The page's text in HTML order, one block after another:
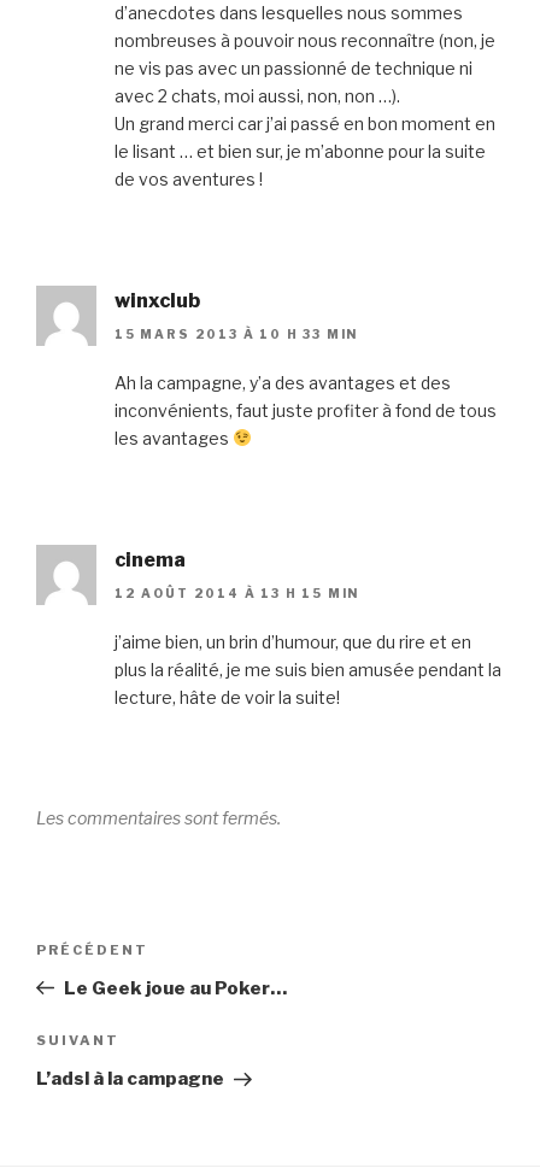
d’anecdotes dans lesquelles nous sommes
nombreuses à pouvoir nous reconnaître (non, je
ne vis pas avec un passionné de technique ni
avec 2 chats, moi aussi, non, non …).
Un grand merci car j’ai passé en bon moment en
le lisant … et bien sur, je m’abonne pour la suite
de vos aventures !
winxclub
15 MARS 2013 À 10 H 33 MIN
Ah la campagne, y’a des avantages et des
inconvénients, faut juste profiter à fond de tous
les avantages
cinema
12 AOÛT 2014 À 13 H 15 MIN
j’aime bien, un brin d’humour, que du rire et en
plus la réalité, je me suis bien amusée pendant la
lecture, hâte de voir la suite!
Les commentaires sont fermés.
Navigation
l’article
Article
précédent
PRÉCÉDENT
Le Geek joue au Poker…
Article
suivant
SUIVANT
L’adsl à la campagne